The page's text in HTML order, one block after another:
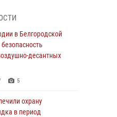
в детский
1
рассказали
в жизни
в Белгородской
десантных
5
охрану
в период